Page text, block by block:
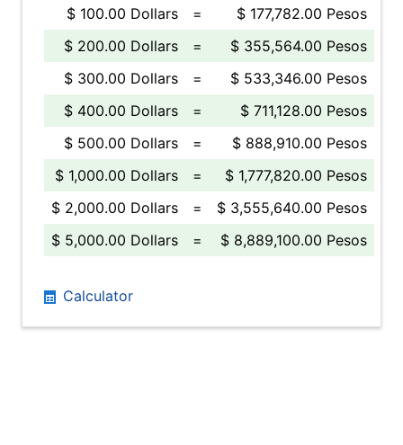
$ 100.00 Dollars
=
$ 177,782.00 Pesos
$ 200.00 Dollars
=
$ 355,564.00 Pesos
$ 300.00 Dollars
=
$ 533,346.00 Pesos
$ 400.00 Dollars
=
$ 711,128.00 Pesos
$ 500.00 Dollars
=
$ 888,910.00 Pesos
$ 1,000.00 Dollars
=
$ 1,777,820.00 Pesos
$ 2,000.00 Dollars
=
$ 3,555,640.00 Pesos
$ 5,000.00 Dollars
= $ 8,889,100.00 Pesos
Calculator